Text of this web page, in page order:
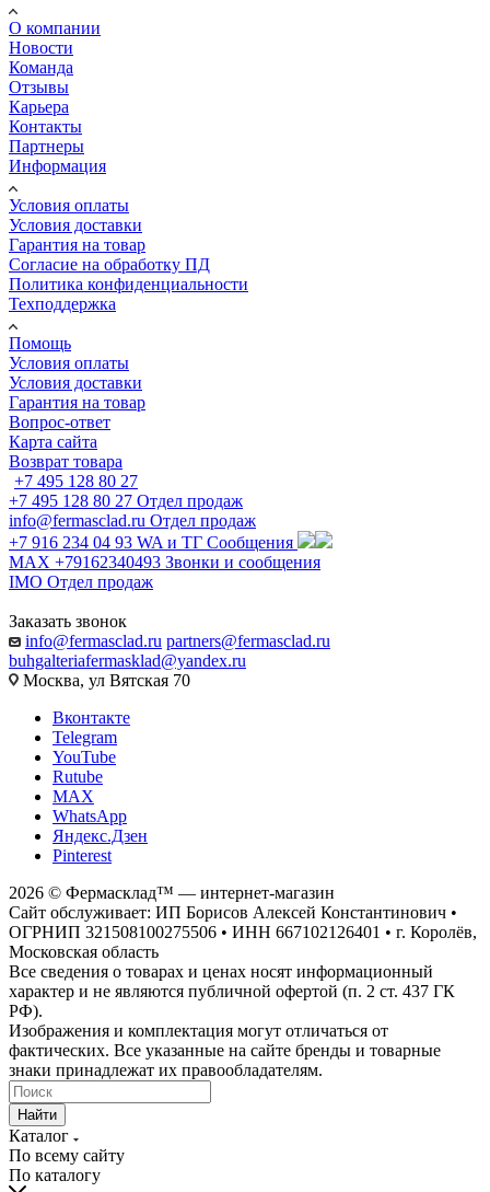
О компании
Новости
Команда
Отзывы
Карьера
Контакты
Партнеры
Информация
Условия оплаты
Условия доставки
Гарантия на товар
Согласие на обработку ПД
Политика конфиденциальности
Техподдержка
Помощь
Условия оплаты
Условия доставки
Гарантия на товар
Вопрос-ответ
Карта сайта
Возврат товара
+7 495 128 80 27
+7 495 128 80 27 Отдел продаж
info@fermasclad.ru Отдел продаж
+7 916 234 04 93 WA и ТГ Сообщения
MAX +79162340493 Звонки и сообщения
IMO Отдел продаж
Заказать звонок
info@fermasclad.ru partners@fermasclad.ru
buhgalteriafermasklad@yandex.ru
Москва, ул Вятская 70
Вконтакте
Telegram
YouTube
Rutube
MAX
WhatsApp
Яндекс.Дзен
Pinterest
2026 © Фермасклад™ — интернет-магазин
Сайт обслуживает: ИП Борисов Алексей Константинович •
ОГРНИП 321508100275506 • ИНН 667102126401 • г. Королёв,
Московская область
Все сведения о товарах и ценах носят информационный
характер и не являются публичной офертой (п. 2 ст. 437 ГК
РФ).
Изображения и комплектация могут отличаться от
фактических. Все указанные на сайте бренды и товарные
знаки принадлежат их правообладателям.
Найти
Каталог
По всему сайту
По каталогу